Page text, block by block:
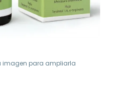
imagen para ampliarla